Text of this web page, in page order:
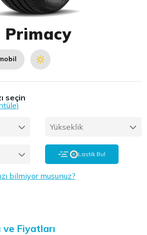
Primacy
seçin
Yükseklik
Lastik Bul
bilmiyor musunuz?
Fiyatları